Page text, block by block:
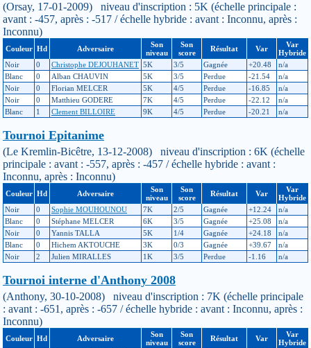
(Orsay, 17-01-2009) niveau d'inscription : 5K (échelle principale :
avant : -457, après : -517 / échelle hybride : avant : Inconnu, après :
Inconnu)
Couleur Hd Adversaire
Son
niveau
Son
score
Résultat Var
Var
Hybride
Noir
0 Christophe DEJOUHANET 5K 3/5 Gagnée +20.48
n/a
Blanc
0 Alban CHAUVIN 5K 3/5 Perdue -21.54
n/a
Noir
0 Florian MELCER 5K 4/5 Perdue -16.85
n/a
Noir
0 Matthieu GODERE 7K 4/5 Perdue -22.12
n/a
Blanc
1 Clement BILLOIRE 9K 4/5 Perdue -20.21 n/a
Tournoi Epitanime
(Le Kremlin-Bicêtre, 13-12-2008) niveau d'inscription : 6K (échelle
principale : avant : -557, après : -457 / échelle hybride : avant :
Inconnu, après : Inconnu)
Couleur Hd Adversaire
Son
niveau
Son
score
Résultat Var
Var
Hybride
Noir
0 Sophie MOUHOUNOU 7K 2/5 Gagnée +12.24
n/a
Blanc
0 Stéphane MELCER 6K 3/5 Gagnée +25.08
n/a
Noir
0 Yannis TALLA 5K 1/4 Gagnée +24.18
n/a
Blanc
0 Hichem AKTOUCHE 3K 0/3 Gagnée +39.67
n/a
Noir
2 Julien MIRALLES 1K 3/5 Perdue -1.16 n/a
Tournoi interne d'Anthony 2008
(Anthony, 30-10-2008) niveau d'inscription : 7K (échelle principale
: avant : -651, après : -657 / échelle hybride : avant : Inconnu, après :
Inconnu)
Couleur Hd Adversaire
Son
niveau
Son
score
Résultat Var
Var
Hybride